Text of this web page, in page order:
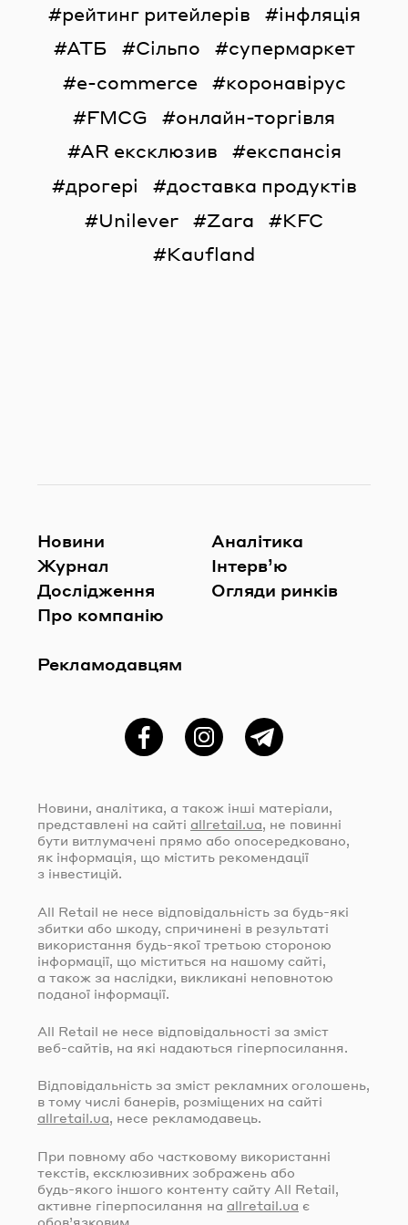
рейтинг ритейлерів
інфляція
АТБ
Сільпо
супермаркет
e-commerce
коронавірус
FMCG
онлайн-торгівля
AR ексклюзив
експансія
дрогері
доставка продуктів
Unilever
Zara
KFC
Kaufland
Новини
Журнал
Дослідження
Про компанію
Рекламодавцям
Аналітика
Інтерв’ю
Огляди ринків
ФейсбукInstagramTelegram
Новини, аналітика, а також інші матеріали,
представлені на сайті allretail.ua, не повинні
бути витлумачені прямо або опосередковано,
як інформація, що містить рекомендації
з інвестицій.
All Retail не несе відповідальність за будь-які
збитки або шкоду, спричинені в результаті
використання будь-якої третьою стороною
інформації, що міститься на нашому сайті,
а також за наслідки, викликані неповнотою
поданої інформації.
All Retail не несе відповідальності за зміст
веб-сайтів, на які надаються гіперпосилання.
Відповідальність за зміст рекламних оголошень,
в тому числі банерів, розміщених на сайті
allretail.ua, несе рекламодавець.
При повному або частковому використанні
текстів, ексклюзивних зображень або
будь-якого іншого контенту сайту All Retail,
активне гіперпосилання на allretail.ua є
обов’язковим.